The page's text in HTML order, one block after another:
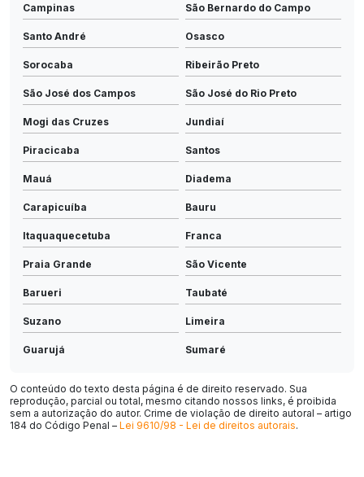
Campinas São Bernardo do Campo
Santo André Osasco
Sorocaba Ribeirão Preto
São José dos Campos São José do Rio Preto
Mogi das Cruzes Jundiaí
Piracicaba Santos
Mauá Diadema
Carapicuíba Bauru
Itaquaquecetuba Franca
Praia Grande São Vicente
Barueri Taubaté
Suzano Limeira
Guarujá Sumaré
Indaiatuba São Carlos
Embu das Artes
O conteúdo do texto desta página é de direito reservado. Sua
reprodução, parcial ou total, mesmo citando nossos links, é proibida
sem a autorização do autor. Crime de violação de direito autoral – artigo
184 do Código Penal – Lei 9610/98 - Lei de direitos autorais.